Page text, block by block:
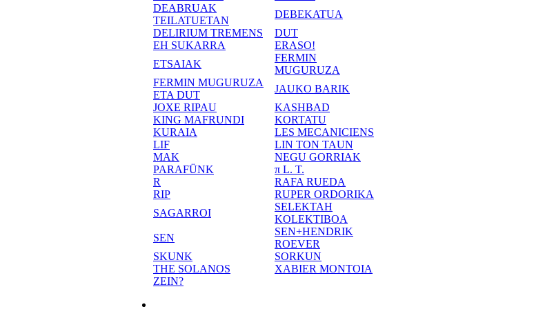
DEABRUAK
TEILATUETAN
DEBEKATUA
DELIRIUM TREMENS
DUT
EH SUKARRA
ERASO!
ETSAIAK
FERMIN
MUGURUZA
FERMIN MUGURUZA
ETA DUT
JAUKO BARIK
JOXE RIPAU
KASHBAD
KING MAFRUNDI
KORTATU
KURAIA
LES MECANICIENS
LIF
LIN TON TAUN
MAK
NEGU GORRIAK
PARAFÜNK
π L. T.
R
RAFA RUEDA
RIP
RUPER ORDORIKA
SAGARROI
SELEKTAH
KOLEKTIBOA
SEN
SEN+HENDRIK
ROEVER
SKUNK
SORKUN
THE SOLANOS
XABIER MONTOIA
ZEIN?